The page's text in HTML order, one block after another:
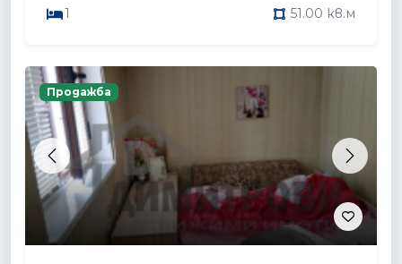
1 51.00 кв.м
Previous Next
Продажба